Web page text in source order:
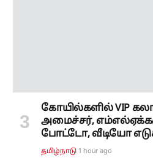
கோயில்களில் VIP
அமைச்சர்,
போட்டோ, வீடியோ
தமிழ்நாடு 1 hour ago